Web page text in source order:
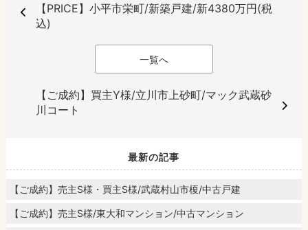
【PRICE】小平市栄町/新築戸建/新4380万円(税
込)
一覧へ
【ご成約】買主Y様/立川市上砂町/マック武蔵砂
川コート
最新の記事
【ご成約】売主S様・買主S様/武蔵村山市榎/中古戸建
【ご成約】売主S様/東大和マンション/中古マンション